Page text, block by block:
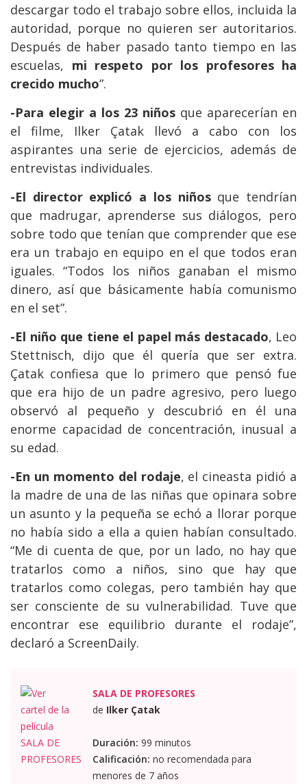
descargar todo el trabajo sobre ellos, incluida la
autoridad, porque no quieren ser autoritarios.
Después de haber pasado tanto tiempo en las
escuelas, mi respeto por los profesores ha
crecido mucho”.
-Para elegir a los 23 niños que aparecerían en
el filme, Ilker Çatak llevó a cabo con los
aspirantes una serie de ejercicios, además de
entrevistas individuales.
-El director explicó a los niñosque tendrían
que madrugar, aprenderse sus diálogos, pero
sobre todo que tenían que comprender que ese
era un trabajo en equipo en el que todos eran
iguales. “Todos los niños ganaban el mismo
dinero, así que básicamente había comunismo
en el set”.
-El niño que tiene el papel más destacado, Leo
Stettnisch, dijo que él quería que ser extra.
Çatak confiesa que lo primero que pensó fue
que era hijo de un padre agresivo, pero luego
observó al pequeño y descubrió en él una
enorme capacidad de concentración, inusual a
su edad.
-En un momento del rodaje, el cineasta pidió a
la madre de una de las niñas que opinara sobre
un asunto y la pequeña se echó a llorar porque
no había sido a ella a quien habían consultado.
“Me di cuenta de que, por un lado, no hay que
tratarlos como a niños, sino que hay que
tratarlos como colegas, pero también hay que
ser consciente de su vulnerabilidad. Tuve que
encontrar ese equilibrio durante el rodaje”,
declaró a ScreenDaily.
SALA DE PROFESORES
de Ilker Çatak
Duración: 99 minutos
Calificación: no recomendada para
menores de 7 años